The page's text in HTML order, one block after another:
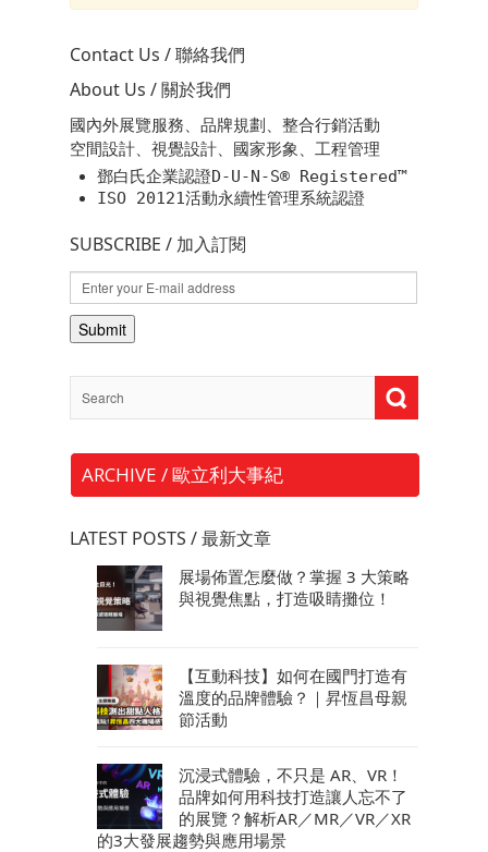
Contact Us / 聯絡我們
About Us / 關於我們
國內外展覽服務、品牌規劃、整合行銷活動
空間設計、視覺設計、國家形象、工程管理
鄧白氏企業認證D-U-N-S® Registered™
ISO 20121活動永續性管理系統認證
SUBSCRIBE / 加入訂閱
ARCHIVE / 歐立利大事紀
LATEST POSTS / 最新文章
展場佈置怎麼做？掌握 3 大策略
與視覺焦點，打造吸睛攤位！
【互動科技】如何在國門打造有
溫度的品牌體驗？｜昇恆昌母親
節活動
沉浸式體驗，不只是 AR、VR！
品牌如何用科技打造讓人忘不了
的展覽？解析AR／MR／VR／XR
的3大發展趨勢與應用場景